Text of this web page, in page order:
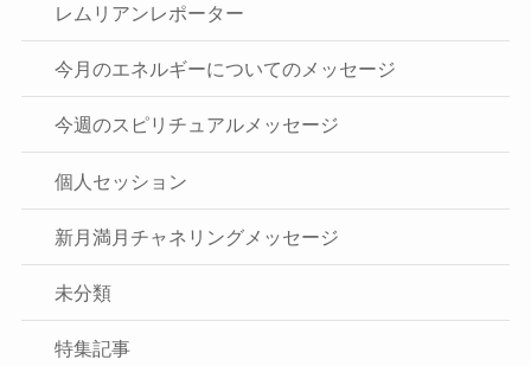
レムリアンレポーター
今月のエネルギーについてのメッセージ
今週のスピリチュアルメッセージ
個人セッション
新月満月チャネリングメッセージ
未分類
特集記事